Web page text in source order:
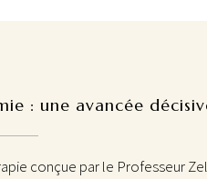
: une avancée
conçue par le Professeur